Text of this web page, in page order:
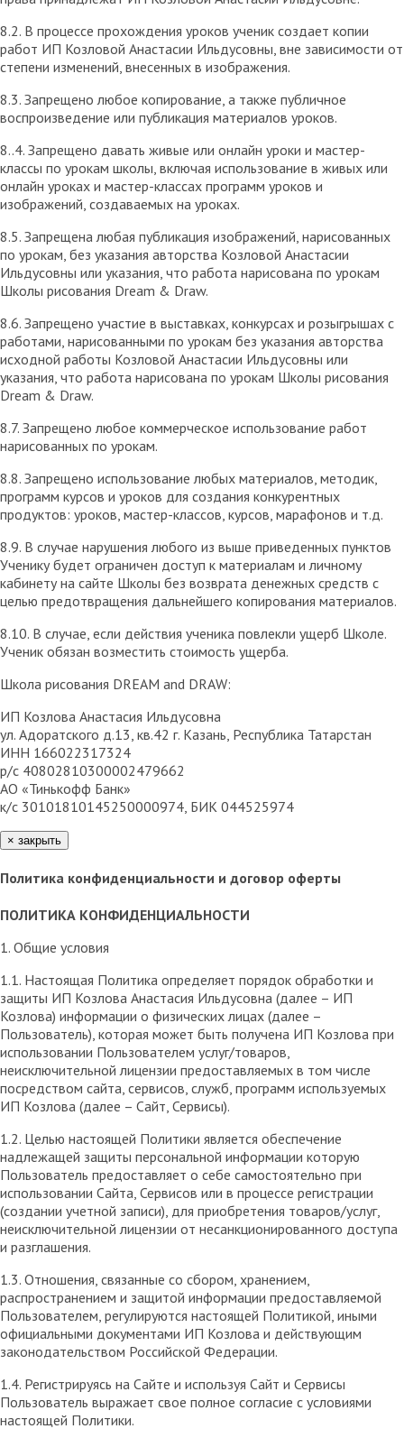
8.2. В процессе прохождения уроков ученик создает копии
работ ИП Козловой Анастасии Ильдусовны, вне зависимости от
степени изменений, внесенных в изображения.
8.3. Запрещено любое копирование, а также публичное
воспроизведение или публикация материалов уроков.
8..4. Запрещено давать живые или онлайн уроки и мастер-
классы по урокам школы, включая использование в живых или
онлайн уроках и мастер-классах программ уроков и
изображений, создаваемых на уроках.
8.5. Запрещена любая публикация изображений, нарисованных
по урокам, без указания авторства Козловой Анастасии
Ильдусовны или указания, что работа нарисована по урокам
Школы рисования Dream & Draw.
8.6. Запрещено участие в выставках, конкурсах и розыгрышах с
работами, нарисованными по урокам без указания авторства
исходной работы Козловой Анастасии Ильдусовны или
указания, что работа нарисована по урокам Школы рисования
Dream & Draw.
8.7. Запрещено любое коммерческое использование работ
нарисованных по урокам.
8.8. Запрещено использование любых материалов, методик,
программ курсов и уроков для создания конкурентных
продуктов: уроков, мастер-классов, курсов, марафонов и т.д.
8.9. В случае нарушения любого из выше приведенных пунктов
Ученику будет ограничен доступ к материалам и личному
кабинету на сайте Школы без возврата денежных средств с
целью предотвращения дальнейшего копирования материалов.
8.10. В случае, если действия ученика повлекли ущерб Школе.
Ученик обязан возместить стоимость ущерба.
Школа рисования DREAM and DRAW:
ИП Козлова Анастасия Ильдусовна
ул. Адоратского д.13, кв.42 г. Казань, Республика Татарстан
ИНН 166022317324
р/с 40802810300002479662
АО «Тинькофф Банк»
к/с 30101810145250000974, БИК 044525974
× закрыть
Политика конфиденциальности и договор оферты
ПОЛИТИКА КОНФИДЕНЦИАЛЬНОСТИ
1. Общие условия
1.1. Настоящая Политика определяет порядок обработки и
защиты ИП Козлова Анастасия Ильдусовна (далее – ИП
Козлова) информации о физических лицах (далее –
Пользователь), которая может быть получена ИП Козлова при
использовании Пользователем услуг/товаров,
неисключительной лицензии предоставляемых в том числе
посредством сайта, сервисов, служб, программ используемых
ИП Козлова (далее – Сайт, Сервисы).
1.2. Целью настоящей Политики является обеспечение
надлежащей защиты персональной информации которую
Пользователь предоставляет о себе самостоятельно при
использовании Сайта, Сервисов или в процессе регистрации
(создании учетной записи), для приобретения товаров/услуг,
неисключительной лицензии от несанкционированного доступа
и разглашения.
1.3. Отношения, связанные со сбором, хранением,
распространением и защитой информации предоставляемой
Пользователем, регулируются настоящей Политикой, иными
официальными документами ИП Козловa и действующим
законодательством Российской Федерации.
1.4. Регистрируясь на Сайте и используя Сайт и Сервисы
Пользователь выражает свое полное согласие с условиями
настоящей Политики.